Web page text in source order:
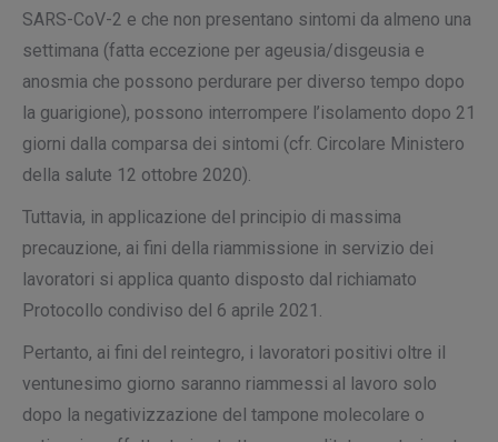
SARS-CoV-2 e che non presentano sintomi da almeno una
settimana (fatta eccezione per ageusia/disgeusia e
anosmia che possono perdurare per diverso tempo dopo
la guarigione), possono interrompere l’isolamento dopo 21
giorni dalla comparsa dei sintomi (cfr. Circolare Ministero
della salute 12 ottobre 2020).
Tuttavia, in applicazione del principio di massima
precauzione, ai fini della riammissione in servizio dei
lavoratori si applica quanto disposto dal richiamato
Protocollo condiviso del 6 aprile 2021.
Pertanto, ai fini del reintegro, i lavoratori positivi oltre il
ventunesimo giorno saranno riammessi al lavoro solo
dopo la negativizzazione del tampone molecolare o